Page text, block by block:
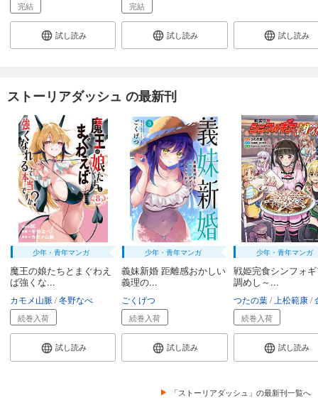
完結
試し読み
完結
試し読み 試し読み
ストーリアダッシュ の最新刊
少年・青年マンガ
魔王の娘たちとまぐわえ
ば強くな...
カモメ山脈 冬野なべ
続巻入荷
試し読み
少年・青年マンガ
義妹新婚 距離感おかしい
義理の...
ごくげつ
続巻入荷
試し読み
少年・青年マンガ
戦姫完食シンフォ
調めし～...
つたの葉 上松範康 金
続巻入荷
試し読み
「ストーリアダッシュ」の最新刊一覧へ